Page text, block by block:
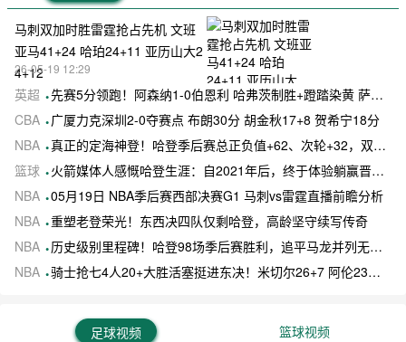
马刺双加时胜雷霆抢占先机 文班
亚马41+24 哈珀24+11 亚历山大2
4+12
26-05-19 12:29
英超
先赛5分领跑！阿森纳1-0伯恩利 哈弗茨制胜+蹬踏染黄 萨卡献助攻
CBA
广厦力克深圳2-0夺赛点 布朗30分 胡金秋17+8 贺希宁18分
NBA 真正的定海神登！哈登季后赛总正负值+62、次轮+32，双数据领跑骑士全队
篮球
火箭媒体人感慨哈登生涯：自2021年后，终于体验躺赢晋级滋味
NBA 05月19日 NBA季后赛西部决赛G1 马刺vs雷霆直播前瞻分析
NBA 重塑老登荣光！东西决四队仅剩哈登，高龄坚守续写传奇
NBA
历史级别里程碑！哈登98场季后赛胜利，追平马龙并列无冠球员历史第一
NBA 骑士抢七4人20+大胜活塞挺进东决！米切尔26+7 阿伦23分 梅里尔23分 詹金斯17分
足球视频 篮球视频